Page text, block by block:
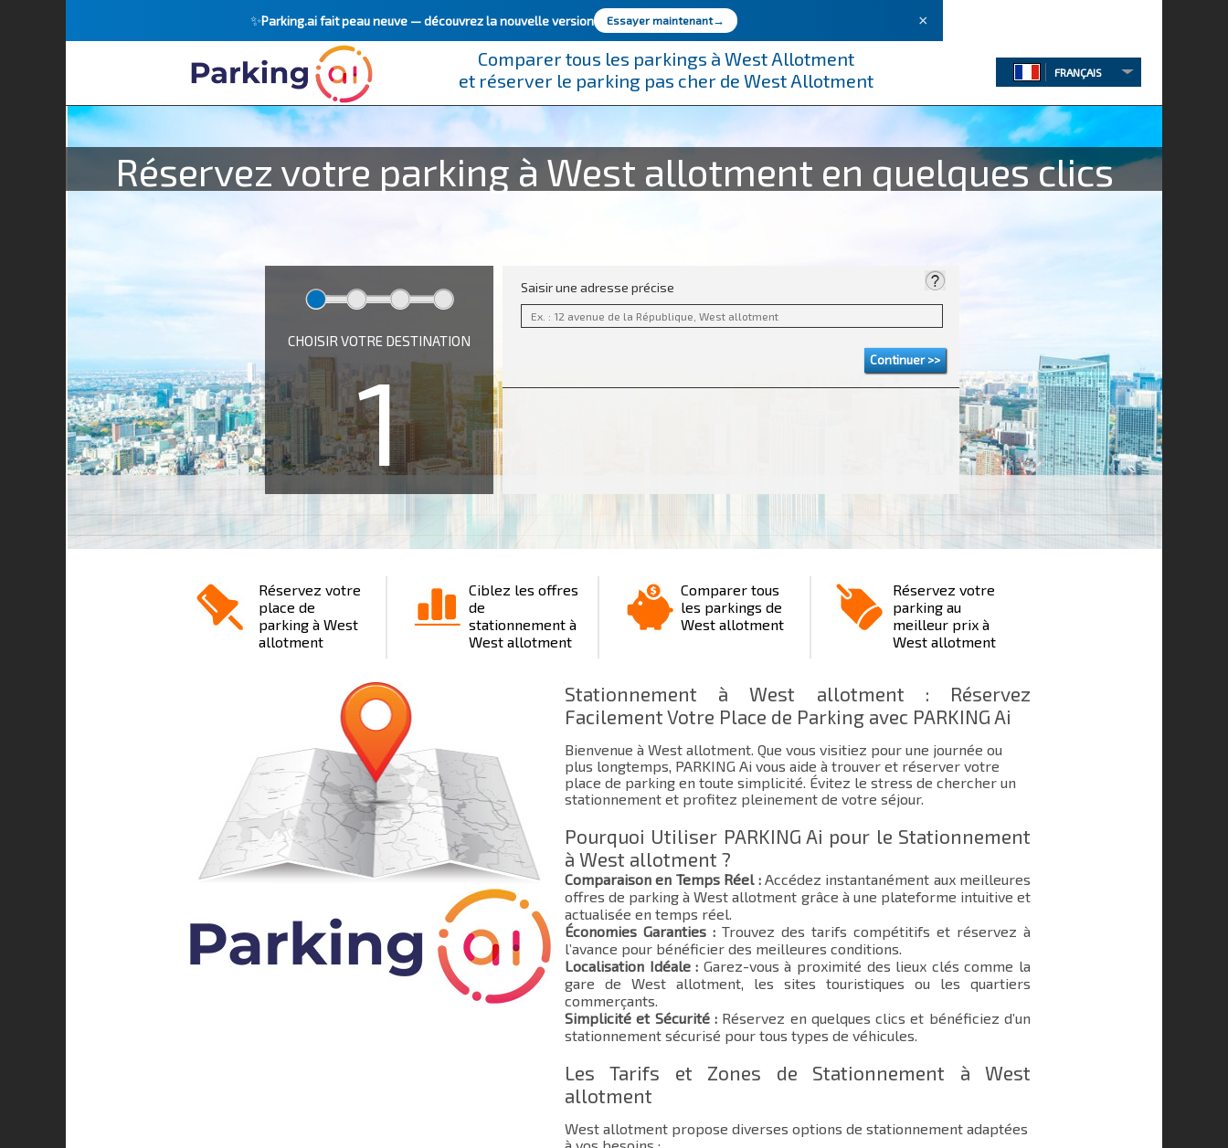
✨Parking.ai fait peau neuve —découvrez la nouvelle version Essayer maintenant→ ×
Comparer tous les parkings à West Allotment
et réserver le parking pas cher de West Allotment
FRANÇAIS
Réservez votre parking à West allotment en quelques clics
CHOISIR VOTRE DESTINATION
1
Saisir une adresse précise
Réservez votre
place de
parking à West
allotment
Ciblez les offres
de
stationnement à
West allotment
Comparer tous
les parkings de
West allotment
Réservez votre
parking au
meilleur prix à
West allotment
Stationnement à West allotment : Réservez
Facilement Votre Place de Parking avec PARKING Ai
Bienvenue à West allotment. Que vous visitiez pour une journée ou
plus longtemps, PARKING Ai vous aide à trouver et réserver votre
place de parking en toute simplicité. Évitez le stress de chercher un
stationnement et profitez pleinement de votre séjour.
Pourquoi Utiliser PARKING Ai pour le Stationnement
à West allotment ?
Comparaison en Temps Réel :Accédez instantanément aux meilleures
offres de parking à West allotment grâce à une plateforme intuitive et
actualisée en temps réel.
Économies Garanties : Trouvez des tarifs compétitifs et réservez à
l’avance pour bénéficier des meilleures conditions.
Localisation Idéale : Garez-vous à proximité des lieux clés comme la
gare de West allotment, les sites touristiques ou les quartiers
commerçants.
Simplicité et Sécurité :Réservez en quelques clics et bénéficiez d’un
stationnement sécurisé pour tous types de véhicules.
Les Tarifs et Zones de Stationnement à West
allotment
West allotment propose diverses options de stationnement adaptées